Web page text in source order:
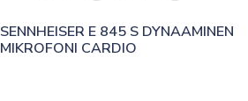
SENNHEISER E 845 S DYNAAMINEN
MIKROFONI CARDIO